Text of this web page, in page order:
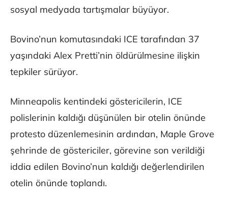
sosyal medyada tartışmalar büyüyor.
Bovino’nun komutasındaki ICE tarafından 37
yaşındaki Alex Pretti’nin öldürülmesine ilişkin
tepkiler sürüyor.
Minneapolis kentindeki göstericilerin, ICE
polislerinin kaldığı düşünülen bir otelin önünde
protesto düzenlemesinin ardından, Maple Grove
şehrinde de göstericiler, görevine son verildiği
iddia edilen Bovino’nun kaldığı değerlendirilen
otelin önünde toplandı.